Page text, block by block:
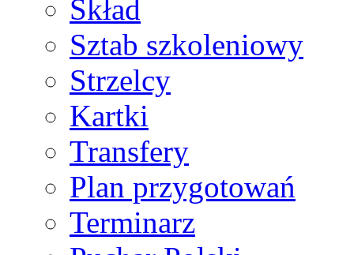
Skład
Sztab szkoleniowy
Strzelcy
Kartki
Transfery
Plan przygotowań
Terminarz